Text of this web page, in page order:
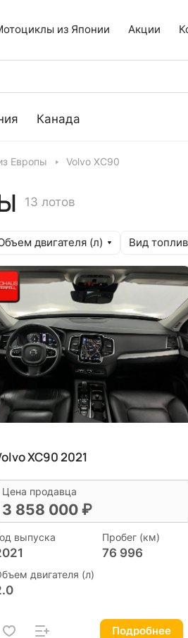
из Японии Акции
Канада
Европы Volvo XC90
13 лотов
двигателя (л) Вид
XC90 2021
Цена продавца
3 858 000 ₽
выпуска Пробег (км)
76 996
двигателя (л)
Подробнее